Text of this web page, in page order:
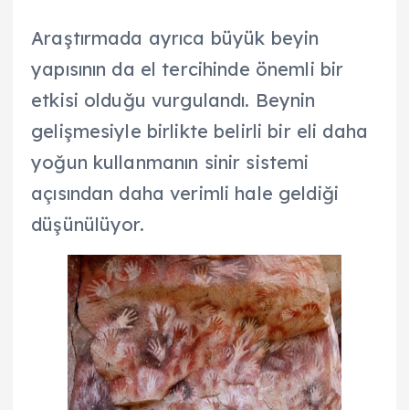
Araştırmada ayrıca büyük beyin
yapısının da el tercihinde önemli bir
etkisi olduğu vurgulandı. Beynin
gelişmesiyle birlikte belirli bir eli daha
yoğun kullanmanın sinir sistemi
açısından daha verimli hale geldiği
düşünülüyor.